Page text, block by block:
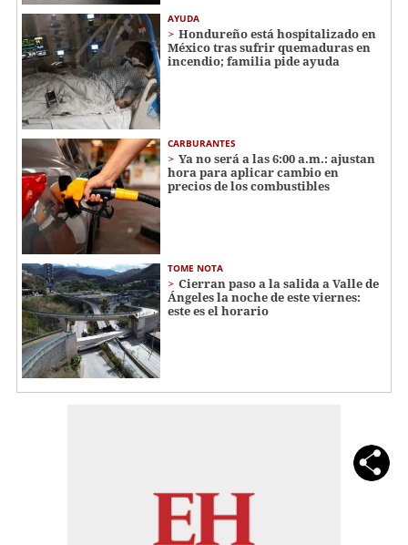
AYUDA
Hondureño está hospitalizado en
México tras sufrir quemaduras en
incendio; familia pide ayuda
CARBURANTES
Ya no será a las 6:00 a.m.: ajustan
hora para aplicar cambio en
precios de los combustibles
TOME NOTA
Cierran paso a la salida a Valle de
Ángeles la noche de este viernes:
este es el horario